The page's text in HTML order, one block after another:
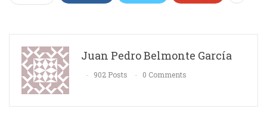
Juan Pedro Belmonte García
902 Posts 0 Comments